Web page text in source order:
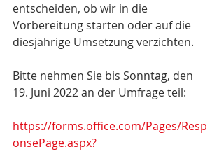
entscheiden, ob wir in die
Vorbereitung starten oder auf die
diesjährige Umsetzung verzichten.
Bitte nehmen Sie bis Sonntag, den
19. Juni 2022 an der Umfrage teil:
https://forms.office.com/Pages/Resp
onsePage.aspx?